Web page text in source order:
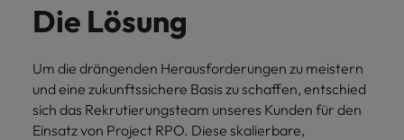
Die Lösung
Um die drängenden Herausforderungen zu meistern
und eine zukunftssichere Basis zu schaffen, entschied
sich das Rekrutierungsteam unseres Kunden für den
Einsatz von Project RPO. Diese skalierbare,